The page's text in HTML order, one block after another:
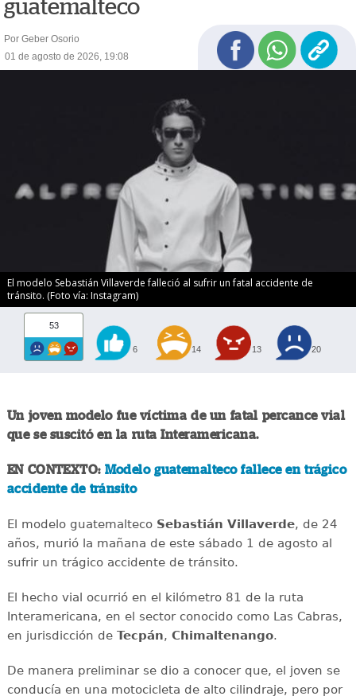
guatemalteco
Por Geber Osorio
01 de agosto de 2026, 19:08
El modelo Sebastián Villaverde falleció al sufrir un fatal accidente de
tránsito. (Foto vía: Instagram)
53
6 14 13 20
Un joven modelo fue víctima de un fatal percance vial
que se suscitó en la ruta Interamericana.
EN CONTEXTO: Modelo guatemalteco fallece en trágico
accidente de tránsito
El modelo guatemalteco Sebastián Villaverde, de 24
años, murió la mañana de este sábado 1 de agosto al
sufrir un trágico accidente de tránsito.
El hecho vial ocurrió en el kilómetro 81 de la ruta
Interamericana, en el sector conocido como Las Cabras,
en jurisdicción de Tecpán, Chimaltenango.
De manera preliminar se dio a conocer que, el joven se
conducía en una motocicleta de alto cilindraje, pero por